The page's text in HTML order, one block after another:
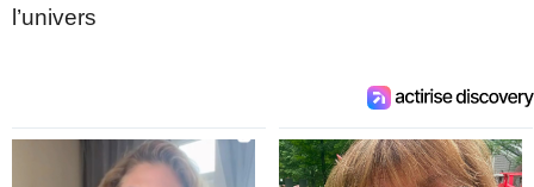
l’univers